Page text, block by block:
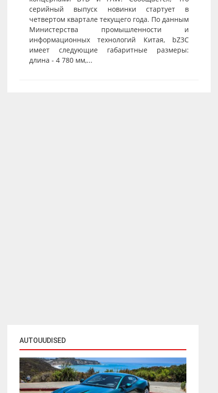
AUTOUUDISED
серийный выпуск новинки стартует в
четвертом квартале текущего года. По данным
Министерства промышленности и
информационных технологий Китая, bZ3C
имеет следующие габаритные размеры:
длина - 4 780 мм,...